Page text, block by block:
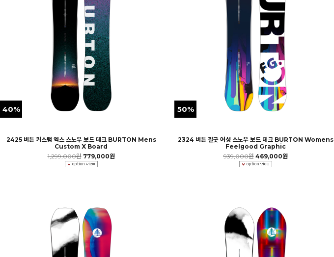
40%
2425 버튼 커스텀 엑스 스노우 보드 데크 BURTON Mens
Custom X Board
1,299,000원 779,000원
50%
2324 버튼 필굿 여성 스노우 보드 데크 BURTON Womens
Feelgood Graphic
939,000원 469,000원